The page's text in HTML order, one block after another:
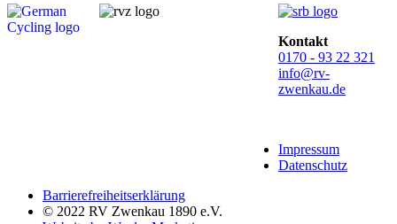
Kontakt
0170 - 93 22 321
info@rv-
zwenkau.de
Impressum
Datenschutz
Barrierefreiheitserklärung
© 2022 RV Zwenkau 1890 e.V.